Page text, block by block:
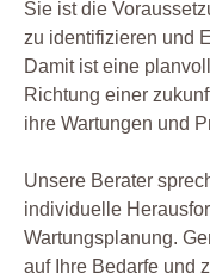
Sie ist die
zu identifizieren und
Damit ist eine
Richtung einer
ihre Wartungen und
Unsere Berater
individuelle
Wartungsplanung.
auf Ihre Bedarfe und